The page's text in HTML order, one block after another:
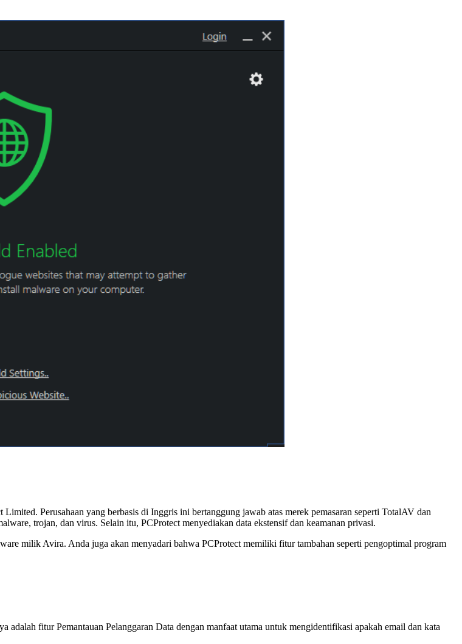
Perusahaan yang berbasis di Inggris ini bertanggung jawab atas merek pemasaran seperti TotalAV dan
trojan, dan virus. Selain itu, PCProtect menyediakan data ekstensif dan keamanan privasi.
milik Avira. Anda juga akan menyadari bahwa PCProtect memiliki fitur tambahan seperti pengoptimal program
fitur Pemantauan Pelanggaran Data dengan manfaat utama untuk mengidentifikasi apakah email dan kata